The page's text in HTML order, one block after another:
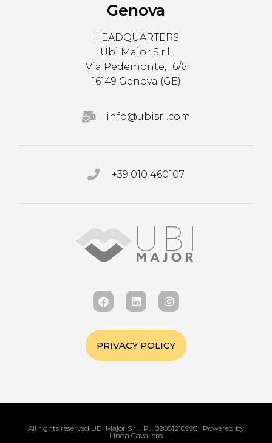
Genova
HEADQUARTERS
Ubi Major S.r.l.
Via Pedemonte, 16/6
16149 Genova (GE)
info@ubisrl.com
+39 010 460107
PRIVACY POLICY
All rights reserved UBI Major S.r.l.. P.I. 02081210995 | Powered by
Linda Cavallero